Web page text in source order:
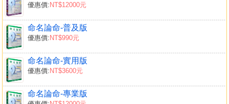
優惠價: NT$12000元
命名論命-普及版
優惠價: NT$990元
命名論命-實用版
優惠價: NT$3600元
命名論命-專業版